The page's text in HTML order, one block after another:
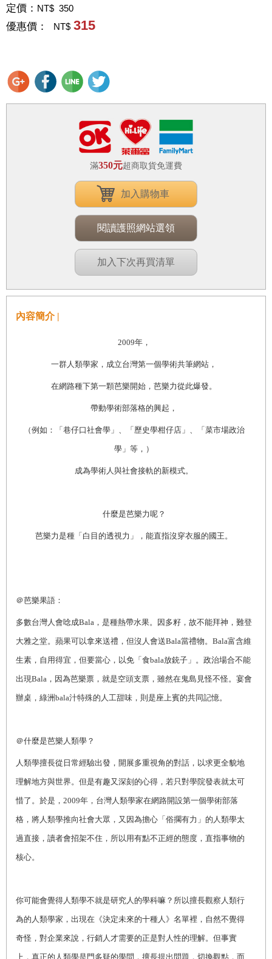
定價： NT$ 350
優惠價： NT$ 315
滿350元超商取貨免運費
加入購物車
閱讀護照網站選領
加入下次再買清單
內容簡介 |
2009年，
一群人類學家，成立台灣第一個學術共筆網站，
在網路種下第一顆芭樂開始，芭樂力從此爆發。
帶動學術部落格的興起，
（例如：「巷仔口社會學」、「歷史學柑仔店」、「菜市場政治
學」等，）
成為學術人與社會接軌的新模式。
什麼是芭樂力呢？
芭樂力是種「白目的透視力」，能直指沒穿衣服的國王。
＠芭樂果語：
多數台灣人會唸成Bala，是種熱帶水果。因多籽，故不能拜神，難登
大雅之堂。蘋果可以拿來送禮，但沒人會送Bala當禮物。Bala富含維
生素，自用得宜，但要當心，以免「食bala放銃子」。政治場合不能
出現Bala，因為芭樂票，就是空頭支票，雖然在鬼島見怪不怪。宴會
辦桌，綠洲bala汁特殊的人工甜味，則是座上賓的共同記憶。
＠什麼是芭樂人類學？
人類學擅長從日常經驗出發，開展多重視角的對話，以求更全貌地
理解地方與世界。但是有趣又深刻的心得，若只對學院發表就太可
惜了。於是，2009年，台灣人類學家在網路開設第一個學術部落
格，將人類學推向社會大眾，又因為擔心「俗擱有力」的人類學太
過直接，讀者會招架不住，所以用有點不正經的態度，直指事物的
核心。
你可能會覺得人類學不就是研究人的學科嘛？所以擅長觀察人類行
為的人類學家，出現在《決定未來的十種人》名單裡，自然不覺得
奇怪，對企業來說，行銷人才需要的正是對人性的理解。但事實
上，真正的人類學是門多疑的學問，擅長提出問題，切換觀點，而